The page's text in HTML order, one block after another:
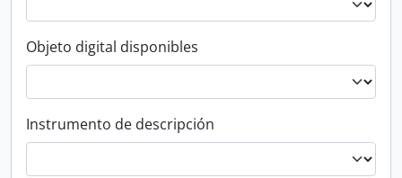
Objeto digital disponibles
Instrumento de descripción